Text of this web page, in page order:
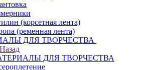
(корсетная лента)
(ременная лента)
ДЛЯ ТВОРЧЕСТВА
Назад
ДЛЯ ТВОРЧЕСТВА